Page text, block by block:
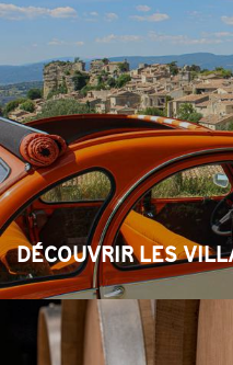
DÉCOUVRIR LES